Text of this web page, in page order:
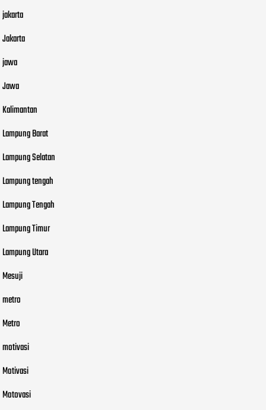
jakarta
Jakarta
jawa
Jawa
Kalimantan
Lampung Barat
Lampung Selatan
Lampung tengah
Lampung Tengah
Lampung Timur
Lampung Utara
Mesuji
metro
Metro
motivasi
Motivasi
Motovasi